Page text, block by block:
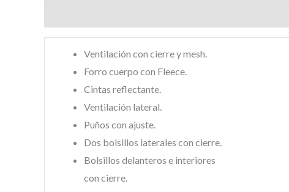
Ventilación con cierre y mesh.
Forro cuerpo con Fleece.
Cintas reflectante.
Ventilación lateral.
Puños con ajuste.
Dos bolsillos laterales con cierre.
Bolsillos delanteros e interiores
con cierre.